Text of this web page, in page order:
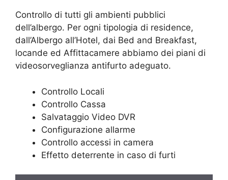
Controllo di tutti gli ambienti pubblici
dell’albergo. Per ogni tipologia di residence,
dall’Albergo all’Hotel, dai Bed and Breakfast,
locande ed Affittacamere abbiamo dei piani di
videosorveglianza antifurto adeguato.
Controllo Locali
Controllo Cassa
Salvataggio Video DVR
Configurazione allarme
Controllo accessi in camera
Effetto deterrente in caso di furti